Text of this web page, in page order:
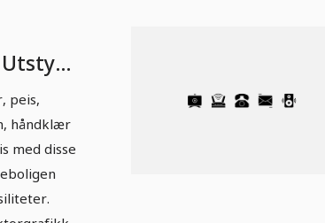
peis,
håndklær
med disse